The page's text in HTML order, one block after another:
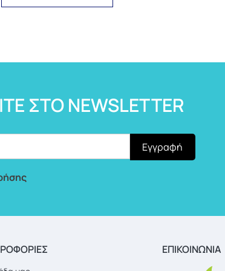
ΣΤΟ NEWSLETTER
ΕΠΙΚΟΙΝΩΝΙΑ